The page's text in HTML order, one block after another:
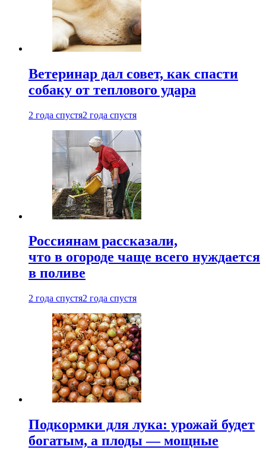
Ветеринар дал совет, как спасти
собаку от теплового удара
2 года спустя2 года спустя
Россиянам рассказали,
что в огороде чаще всего нуждается
в поливе
2 года спустя2 года спустя
Подкормки для лука: урожай будет
богатым, а плоды — мощные